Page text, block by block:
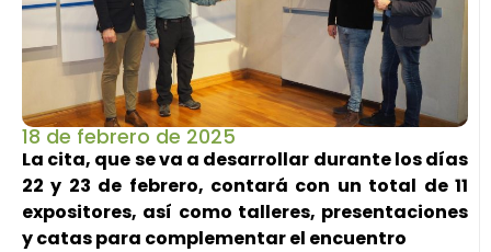
18 de febrero de 2025
La cita, que se va a desarrollar durante los días
22 y 23 de febrero, contará con un total de 11
expositores, así como talleres, presentaciones
y catas para complementar el encuentro